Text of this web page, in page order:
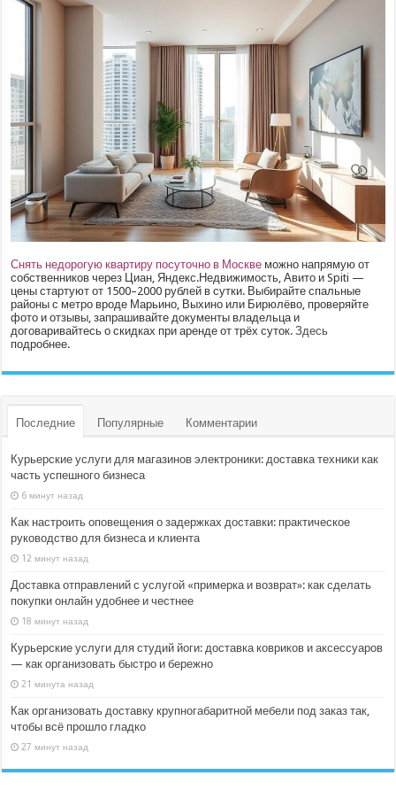
Снять недорогую квартиру посуточно в Москве можно напрямую от
собственников через Циан, Яндекс.Недвижимость, Авито и Spiti —
цены стартуют от 1500–2000 рублей в сутки. Выбирайте спальные
районы с метро вроде Марьино, Выхино или Бирюлёво, проверяйте
фото и отзывы, запрашивайте документы владельца и
договаривайтесь о скидках при аренде от трёх суток.Здесь
подробнее.
Последние Популярные Комментарии
Курьерские услуги для магазинов электроники: доставка техники как
часть успешного бизнеса
6 минут назад
Как настроить оповещения о задержках доставки: практическое
руководство для бизнеса и клиента
12 минут назад
Доставка отправлений с услугой «примерка и возврат»: как сделать
покупки онлайн удобнее и честнее
18 минут назад
Курьерские услуги для студий йоги: доставка ковриков и аксессуаров
— как организовать быстро и бережно
21 минута назад
Как организовать доставку крупногабаритной мебели под заказ так,
чтобы всё прошло гладко
27 минут назад